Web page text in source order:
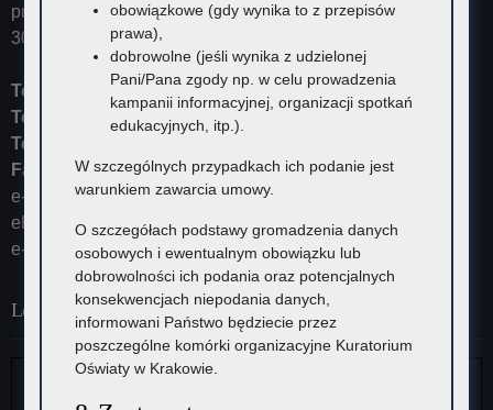
przyjmuje ul. Kazimierza Morawskiego 5,
30-102 Kraków
Tel:
12 448-11-10
Tel:
12 448-11-15
Tel:
Fax:
12 448-11-62
e-mail:
kurator@kuratorium.krakow.pl
ePUAP (adres skrytki): /KOKrakow/skrytka
e-Doręczenia: AE:PL-23387-37626-IRHSW-19
Lokalizacja
obowiązkowe (gdy wynika to z przepisów
prawa),
dobrowolne (jeśli wynika z udzielonej
Pani/Pana zgody np. w celu prowadzenia
kampanii informacyjnej, organizacji spotkań
edukacyjnych, itp.).
W szczególnych przypadkach ich podanie jest
warunkiem zawarcia umowy.
O szczegółach podstawy gromadzenia danych
osobowych i ewentualnym obowiązku lub
dobrowolności ich podania oraz potencjalnych
konsekwencjach niepodania danych,
informowani Państwo będziecie przez
poszczególne komórki organizacyjne Kuratorium
Oświaty w Krakowie.